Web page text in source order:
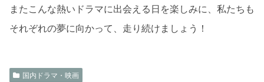
またこんな熱いドラマに出会える日を楽しみに、私たちも
それぞれの夢に向かって、走り続けましょう！
国内ドラマ・映画